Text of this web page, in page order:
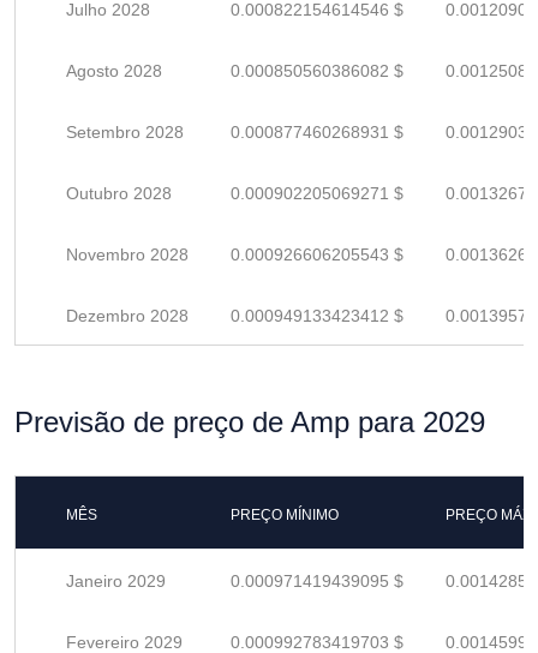
Julho 2028 0.000822154614546 $
Agosto 2028 0.000850560386082 $
Setembro 2028 0.000877460268931 $
Outubro 2028 0.000902205069271 $
Novembro 2028 0.000926606205543 $
Dezembro 2028 0.000949133423412 $
Previsão de preço de Amp para 2029
MÊS PREÇO MÍNIMO PREÇO
Janeiro 2029 0.000971419439095 $
Fevereiro 2029 0.000992783419703 $